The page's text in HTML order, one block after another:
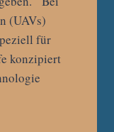
(UAVs)
für
konzipiert